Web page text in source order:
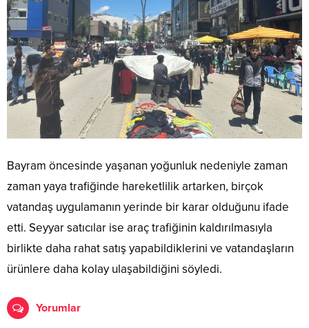
Bayram öncesinde yaşanan yoğunluk nedeniyle zaman
zaman yaya trafiğinde hareketlilik artarken, birçok
vatandaş uygulamanın yerinde bir karar olduğunu ifade
etti. Seyyar satıcılar ise araç trafiğinin kaldırılmasıyla
birlikte daha rahat satış yapabildiklerini ve vatandaşların
ürünlere daha kolay ulaşabildiğini söyledi.
Yorumlar